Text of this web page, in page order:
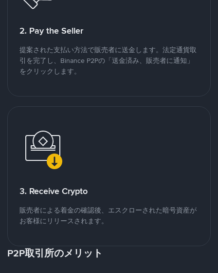
2. Pay the Seller
提案された支払い方法で販売者に送金します。法定通貨取
引を完了し、Binance P2Pの「送金済み、販売者に通知」
をクリックします。
3. Receive Crypto
販売者による着金の確認後、エスクローされた暗号資産が
お客様にリリースされます。
P2P取引所のメリット